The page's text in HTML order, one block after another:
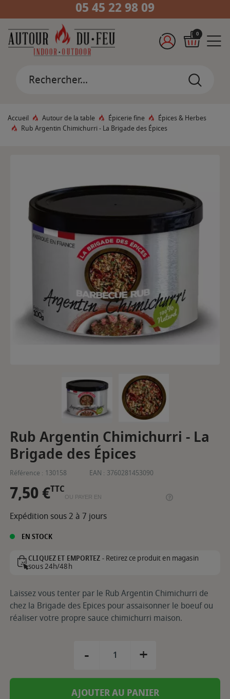
05 45 22 98 09
0
Accueil Autour de la table Épicerie fine
Épices & Herbes
Rub Argentin Chimichurri - La Brigade des Épices
Rub Argentin Chimichurri - La
Brigade des Épices
Référence : 130158 EAN : 3760281453090
7,50 €TTC
OU PAYER EN
Expédition sous 2 à 7 jours
EN STOCK
CLIQUEZ ET EMPORTEZ -Retirez ce produit en magasin
sous 24h/48h
Laissez vous tenter par le Rub Argentin Chimichurri de
chez la Brigade des Epices pour assaisonner le boeuf ou
réaliser votre propre sauce chimichurri maison.
- +
AJOUTER AU PANIER